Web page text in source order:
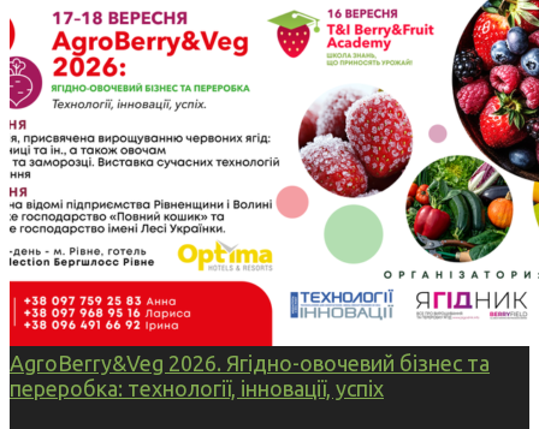
AgroBerry&Veg 2026. Ягідно-овочевий бізнес та
переробка: технології, інновації, успіх